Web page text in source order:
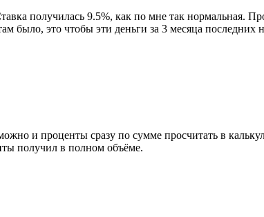
получилась 9.5%, как по мне так нормальная.
было, это чтобы эти деньги за 3 месяца
и проценты сразу по сумме просчитать в
получил в полном объёме.